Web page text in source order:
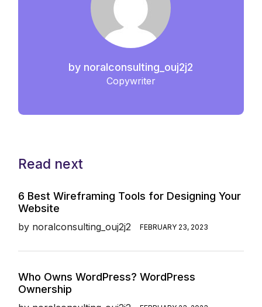
by noralconsulting_ouj2j2
Copywriter
Read next
6 Best Wireframing Tools for Designing Your
Website
by noralconsulting_ouj2j2 FEBRUARY 23, 2023
Who Owns WordPress? WordPress
Ownership